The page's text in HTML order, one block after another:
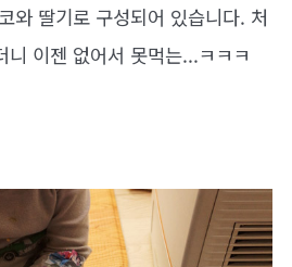
와 딸기로 구성되어 있습니다. 처
니 이젠 없어서 못먹는...ㅋㅋㅋ